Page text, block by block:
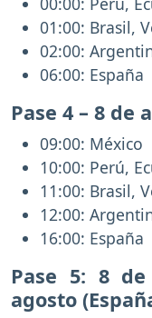
01:00: Brasil,
02:00:
06:00: España
Pase 4 – 8 de
09:00: México
10:00: Perú,
11:00: Brasil,
12:00:
16:00: España
Pase 5: 8
agosto